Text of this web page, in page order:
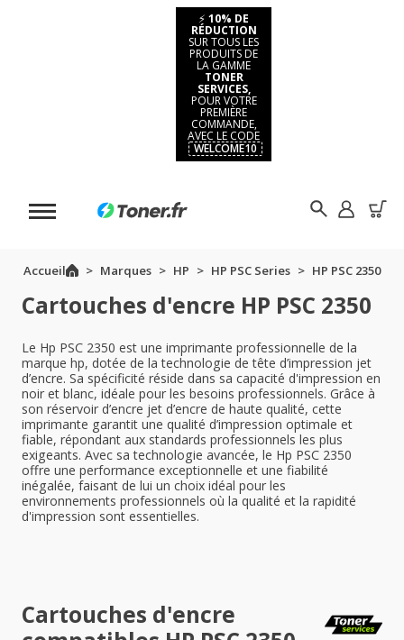
⚡ 10% DE
RÉDUCTION
SUR TOUS LES
PRODUITS DE
LA GAMME
TONER
SERVICES,
POUR VOTRE
PREMIÈRE
COMMANDE,
AVEC LE CODE
WELCOME10
Accueil Marques HP HP PSC Series HP PSC 2350
Cartouches d'encre HP PSC 2350
Le Hp PSC 2350 est une imprimante professionnelle de la
marque hp, dotée de la technologie de tête d’impression jet
d’encre. Sa spécificité réside dans sa capacité d'impression en
noir et blanc, idéale pour les besoins professionnels. Grâce à
son réservoir d’encre jet d’encre de haute qualité, cette
imprimante garantit une qualité d’impression optimale et
fiable, répondant aux standards professionnels les plus
exigeants. Avec sa technologie avancée, le Hp PSC 2350
offre une performance exceptionnelle et une fiabilité
inégalée, faisant de lui un choix idéal pour les
environnements professionnels où la qualité et la rapidité
d'impression sont essentielles.
Cartouches d'encre